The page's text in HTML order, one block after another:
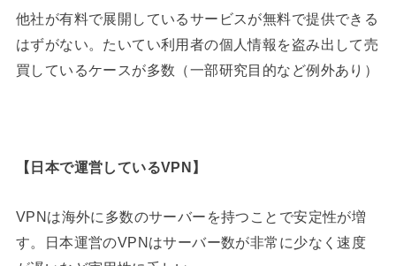
他社が有料で展開しているサービスが無料で提供できる
はずがない。たいてい利用者の個人情報を盗み出して売
買しているケースが多数（一部研究目的など例外あり）
【 日本で運営しているVPN 】
VPNは海外に多数のサーバーを持つことで安定性が増
す。日本運営のVPNはサーバー数が非常に少なく速度